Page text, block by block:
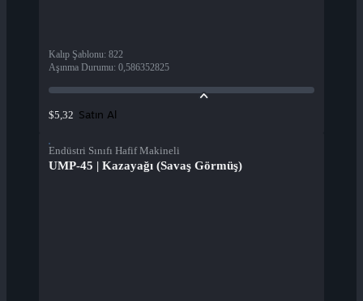
Kalıp Şablonu: 822
Aşınma Durumu: 0,586352825
$5,32 Satın Al
Endüstri Sınıfı Hafif Makineli
UMP-45 | Kazayağı (Savaş Görmüş)